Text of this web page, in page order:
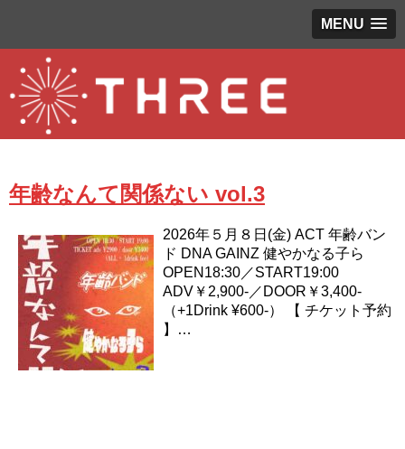
MENU
年齢なんて関係ない vol.3
2026年５月８日(金) ACT 年齢バン
ド DNA GAINZ 健やかなる子ら
OPEN18:30／START19:00
ADV￥2,900-／DOOR￥3,400-
（+1Drink ¥600-） 【 チケット予約
】…